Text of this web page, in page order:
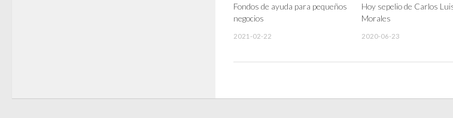
Fondos de ayuda para pequeños
negocios
2021-02-22
Hoy sepelio de Carlos
Morales
2020-06-23